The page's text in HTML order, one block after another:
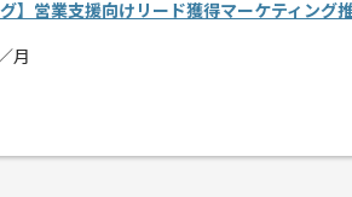
グ】営業支援向けリード獲得マーケティング
月